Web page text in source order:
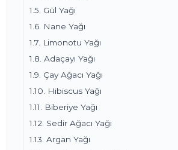
1.5. Gül Yağı
1.6. Nane Yağı
1.7. Limonotu Yağı
1.8. Adaçayı Yağı
1.9. Çay Ağacı Yağı
1.10. Hibiscus Yağı
1.11. Biberiye Yağı
1.12. Sedir Ağacı Yağı
1.13. Argan Yağı